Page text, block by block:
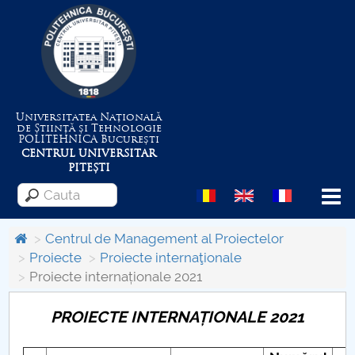
Universitatea Națională
de Știință și Tehnologie
POLITEHNICABucurești
CENTRUL UNIVERSITAR
PITEȘTI
Menu
Despre Universitate
Centrul de Management al Proiectelor
Centrul de Management al Proiectelor
Proiecte
Proiecte internaţionale
Proiecte internaționale 2021
PROIECTE INTERNAȚIONALE 2021